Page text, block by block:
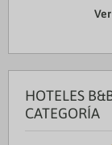
HOTELES
CATEGORÍA